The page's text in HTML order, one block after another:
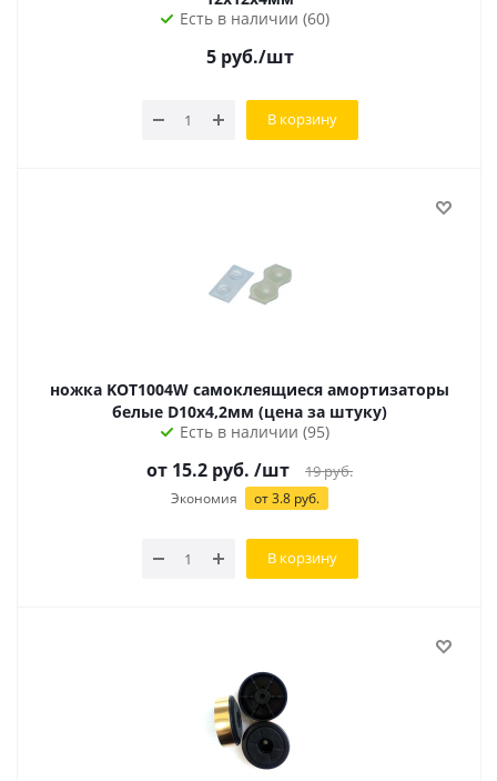
Есть в наличии (60)
5руб./шт
В корзину
ножка KOT1004W самоклеящиеся амортизаторы
белые D10х4,2мм (цена за штуку)
Есть в наличии (95)
от 15.2 руб. /шт 19руб.
Экономия от 3.8 руб.
В корзину